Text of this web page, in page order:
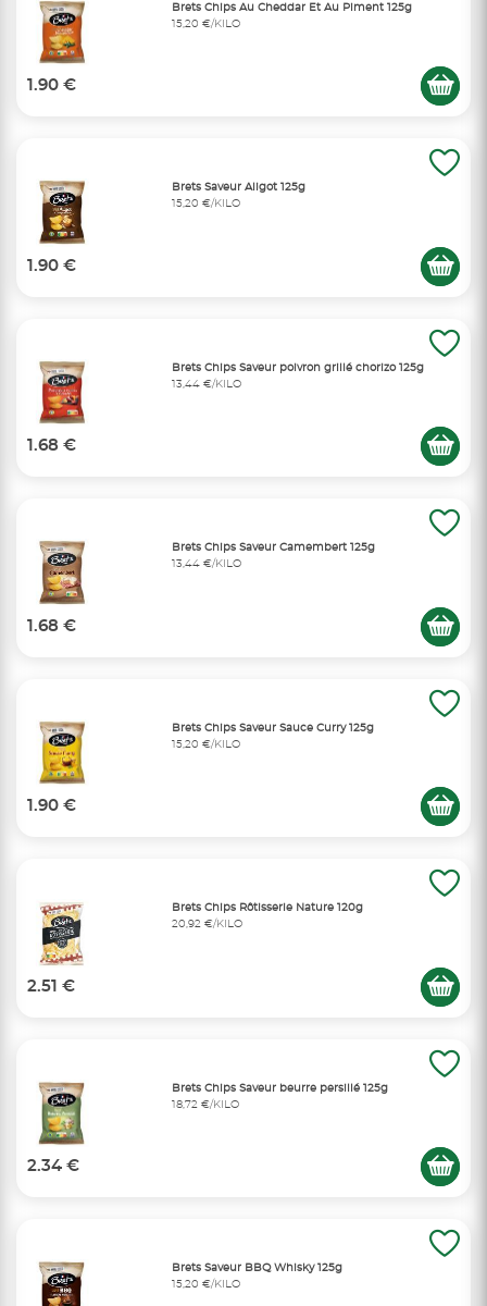
Brets Chips Au Cheddar Et Au Piment 125g
15,20 €/KILO
1.90 €
Brets Saveur Aligot 125g
15,20 €/KILO
1.90 €
Brets Chips Saveur poivron grillé chorizo 125g
13,44 €/KILO
1.68 €
Brets Chips Saveur Camembert 125g
13,44 €/KILO
1.68 €
Brets Chips Saveur Sauce Curry 125g
15,20 €/KILO
1.90 €
Brets Chips Rôtisserie Nature 120g
20,92 €/KILO
2.51 €
Brets Chips Saveur beurre persillé 125g
18,72 €/KILO
2.34 €
Brets Saveur BBQ Whisky 125g
15,20 €/KILO